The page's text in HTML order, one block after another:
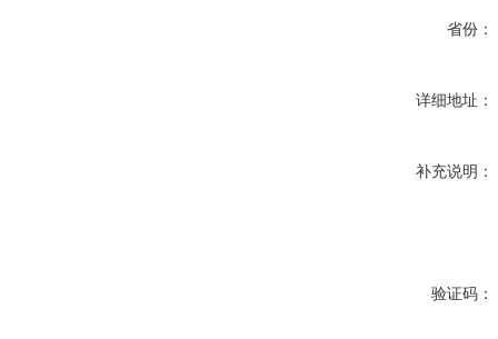
省份：
详细地址：
补充说明：
验证码：